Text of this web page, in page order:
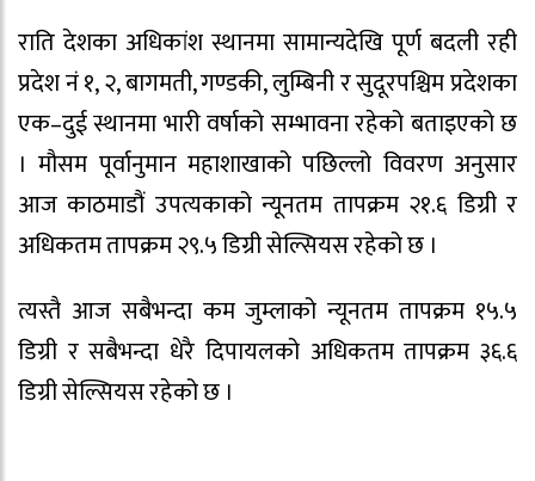
राति देशका अधिकांश स्थानमा सामान्यदेखि पूर्ण बदली रही
प्रदेश नं १, २, बागमती, गण्डकी, लुम्बिनी र सुदूरपश्चिम प्रदेशका
एक–दुई स्थानमा भारी वर्षाको सम्भावना रहेको बताइएको छ
। मौसम पूर्वानुमान महाशाखाको पछिल्लो विवरण अनुसार
आज काठमाडौं उपत्यकाको न्यूनतम तापक्रम २१.६ डिग्री र
अधिकतम तापक्रम २९.५ डिग्री सेल्सियस रहेको छ ।
त्यस्तै आज सबैभन्दा कम जुम्लाको न्यूनतम तापक्रम १५.५
डिग्री र सबैभन्दा धेरै दिपायलको अधिकतम तापक्रम ३६.६
डिग्री सेल्सियस रहेको छ ।